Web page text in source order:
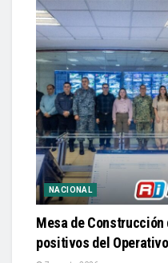
NACIONAL
Mesa de
positivos del